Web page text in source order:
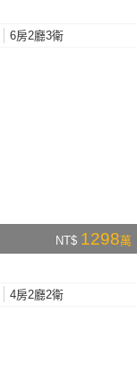
6房2廳3衛
NT$ 1298萬
4房2廳2衛